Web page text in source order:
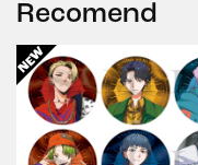
Recomend